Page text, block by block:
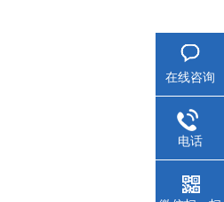
在线咨询
电话